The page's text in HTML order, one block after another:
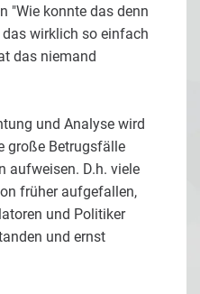
"Wie konnte das denn
das wirklich so einfach
das niemand
und Analyse wird
große Betrugsfälle
aufweisen. D.h. viele
früher aufgefallen,
und Politiker
und ernst